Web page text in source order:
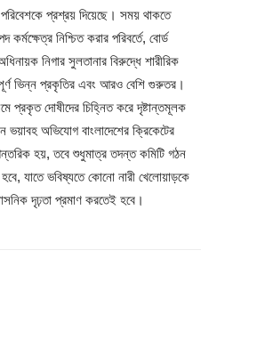
প্রশ্রয় দিয়েছে। সময় থাকতে
নিশ্চিত করার পরিবর্তে, বোর্ড
নিগার সুলতানার বিরুদ্ধে শারীরিক
ভিন্ন প্রকৃতির এবং আরও বেশি গুরুতর।
প্রকৃত দোষীদের চিহ্নিত করে দৃষ্টান্তমূলক
অভিযোগ বাংলাদেশের ক্রিকেটের
হয়, তবে শুধুমাত্র তদন্ত কমিটি গঠন
যাতে ভবিষ্যতে কোনো নারী খেলোয়াড়কে
দৃঢ়তা প্রমাণ করতেই হবে।